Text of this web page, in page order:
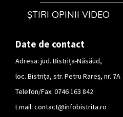
ȘTIRI OPINII VIDEO
Date de contact
Adresa: jud. Bistrița-Năsăud,
loc. Bistrița, str. Petru Rareș, nr. 7A
Telefon/Fax: 0746 163 842
Email: contact@infobistrita.ro